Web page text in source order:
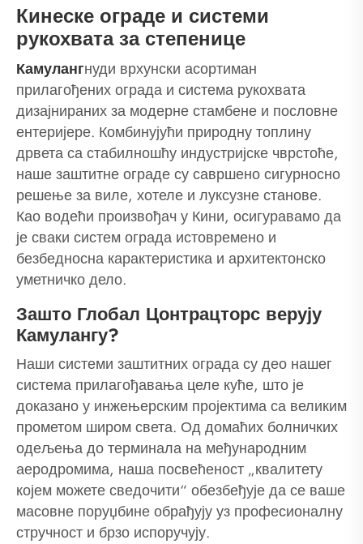
Кинеске ограде и системи
рукохвата за степенице
Камулангнуди врхунски асортиман
прилагођених ограда и система рукохвата
дизајнираних за модерне стамбене и пословне
ентеријере. Комбинујући природну топлину
дрвета са стабилношћу индустријске чврстоће,
наше заштитне ограде су савршено сигурносно
решење за виле, хотеле и луксузне станове.
Као водећи произвођач у Кини, осигуравамо да
је сваки систем ограда истовремено и
безбедносна карактеристика и архитектонско
уметничко дело.
Зашто Глобал Цонтрацторс верују
Камулангу?
Наши системи заштитних ограда су део нашег
система прилагођавања целе куће, што је
доказано у инжењерским пројектима са великим
прометом широм света. Од домаћих болничких
одељења до терминала на међународним
аеродромима, наша посвећеност „квалитету
којем можете сведочити“ обезбеђује да се ваше
масовне поруџбине обрађују уз професионалну
стручност и брзо испоручују.